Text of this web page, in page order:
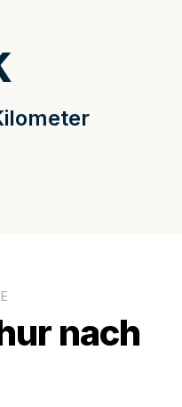
nach